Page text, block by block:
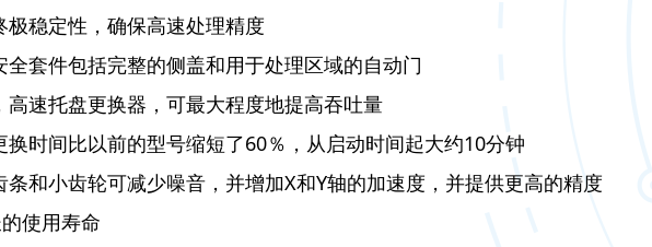
极稳定性，确保高速处理精度
全套件包括完整的侧盖和用于处理区域的自动门
高速托盘更换器，可最大程度地提高吞吐量
换时间比以前的型号缩短了60％，从启动时间起大约10分钟
条和小齿轮可减少噪音，并增加X和Y轴的加速度，并提供更高的精度
使用寿命